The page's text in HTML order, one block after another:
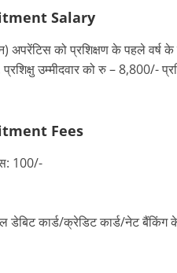
Salary
अपरेंटिस को प्रशिक्षण के पहले वर्ष
उम्मीदवार को रु – 8,800/-
Fees
100/-
डेबिट कार्ड/क्रेडिट कार्ड/नेट बैंकिंग